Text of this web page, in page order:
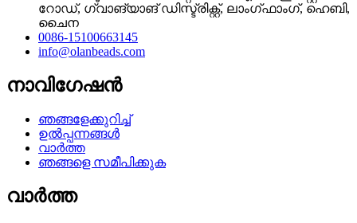
റോഡ്, ഗ്വാങ്‌യാങ് ഡിസ്ട്രിക്റ്റ്, ലാംഗ്ഫാംഗ്, ഹെബി,
ചൈന
0086-15100663145
info@olanbeads.com
നാവിഗേഷൻ
ഞങ്ങളേക്കുറിച്ച്
ഉൽപ്പന്നങ്ങൾ
വാർത്ത
ഞങ്ങളെ സമീപിക്കുക
വാർത്ത